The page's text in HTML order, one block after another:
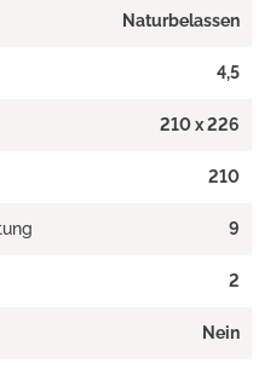
Naturbelassen
4,5
210 x 226
210
9
2
Nein